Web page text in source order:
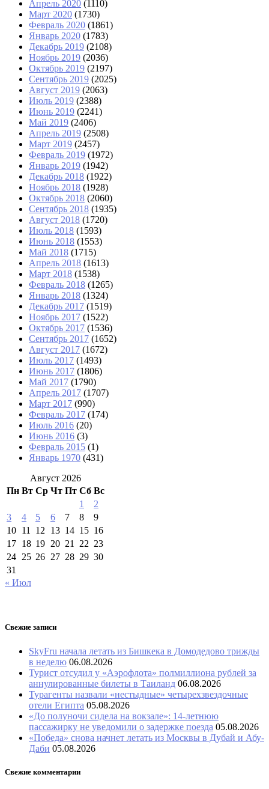
Апрель 2020 (1110)
Март 2020 (1730)
Февраль 2020 (1861)
Январь 2020 (1783)
Декабрь 2019 (2108)
Ноябрь 2019 (2036)
Октябрь 2019 (2197)
Сентябрь 2019 (2025)
Август 2019 (2063)
Июль 2019 (2388)
Июнь 2019 (2241)
Май 2019 (2406)
Апрель 2019 (2508)
Март 2019 (2457)
Февраль 2019 (1972)
Январь 2019 (1942)
Декабрь 2018 (1922)
Ноябрь 2018 (1928)
Октябрь 2018 (2060)
Сентябрь 2018 (1935)
Август 2018 (1720)
Июль 2018 (1593)
Июнь 2018 (1553)
Май 2018 (1715)
Апрель 2018 (1613)
Март 2018 (1538)
Февраль 2018 (1265)
Январь 2018 (1324)
Декабрь 2017 (1519)
Ноябрь 2017 (1522)
Октябрь 2017 (1536)
Сентябрь 2017 (1652)
Август 2017 (1672)
Июль 2017 (1493)
Июнь 2017 (1806)
Май 2017 (1790)
Апрель 2017 (1707)
Март 2017 (990)
Февраль 2017 (174)
Июль 2016 (20)
Июнь 2016 (3)
Февраль 2015 (1)
Январь 1970 (431)
Август 2026
Пн Вт Ср Чт Пт Сб Вс
1
2
3
4 5 6 7 8
9
10 11 12 13 14 15 16
17 18 19 20 21 22 23
24 25 26 27 28 29 30
31
« Июл
Свежие записи
SkyFru начала летать из Бишкека в Домодедово трижды
в неделю 06.08.2026
Турист отсудил у «Аэрофлота» полмиллиона рублей за
аннулированные билеты в Таиланд 06.08.2026
Турагенты назвали «нестыдные» четырехзвездочные
отели Египта 05.08.2026
«До полуночи сидела на вокзале»: 14-летнюю
пассажирку не уведомили о задержке поезда 05.08.2026
«Победа» снова начнет летать из Москвы в Дубай и Абу-
Даби 05.08.2026
Свежие комментарии